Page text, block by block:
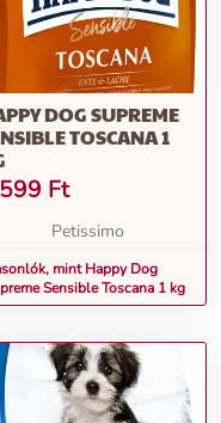
DOG SUPREME
TOSCANA 1
Ft
Petissimo
mint Happy Dog
Sensible Toscana 1 kg